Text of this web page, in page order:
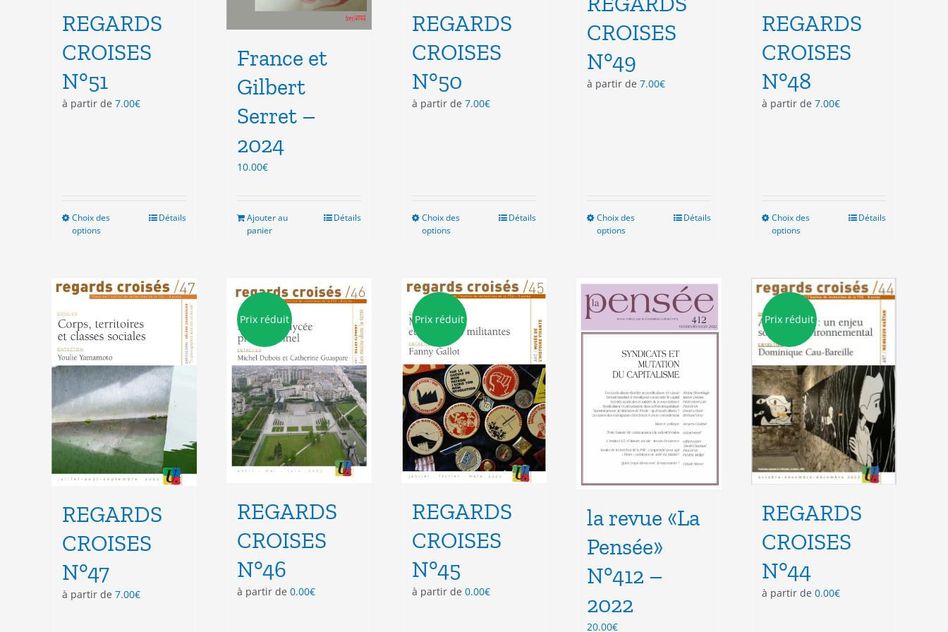
REGARDS
CROISES
N°51
à partir de 7.00€
Choix des
options
variations.
Les
peuvent
être
sur
la
page
du
produit
Détails
France et
Gilbert
Serret –
2024
10.00€
Ajouter au
panier
Détails
REGARDS
CROISES
N°50
à partir de 7.00€
Choix des
options
variations.
Les
peuvent
sur
la
page
du
produit
Détails
CROISES
N°49
à partir de 7.00€
Choix des
options
Les
options
peuvent
choisies
sur
la
page
du
produit
Détails
REGARDS
CROISES
N°48
à partir de 7.00€
Choix des
options
variations.
Les
peuvent
choisies
sur
la
page
du
produit
Détails
REGARDS
CROISES
N°47
à partir de 7.00€
Prix réduit
REGARDS
CROISES
N°46
à partir de 0.00€
Prix réduit
REGARDS
CROISES
N°45
à partir de 0.00€
la revue «La
Pensée»
N°412 –
2022
20.00€
Prix réduit
REGARDS
CROISES
N°44
à partir de 0.00€